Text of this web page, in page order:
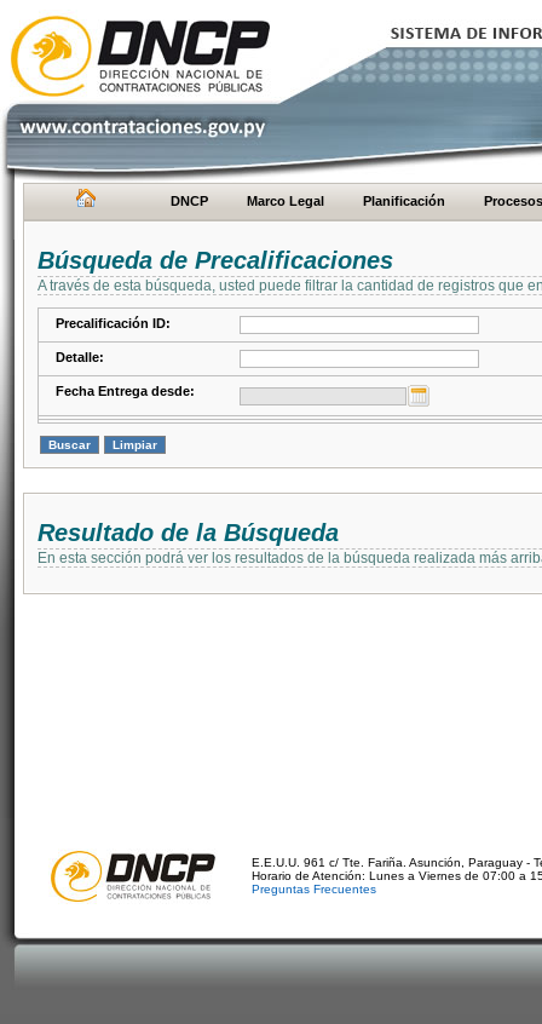
DNCP Marco Legal Planificación Procesos
Búsqueda de Precalificaciones
A través de esta búsqueda, usted puede filtrar la cantidad de registros que
Precalificación ID:
Detalle:
Fecha Entrega desde:
Resultado de la Búsqueda
En esta sección podrá ver los resultados de la búsqueda realizada más
E.E.U.U. 961 c/ Tte. Fariña. Asunción, Paraguay -
Horario de Atención: Lunes a Viernes de 07:00 a
Preguntas Frecuentes